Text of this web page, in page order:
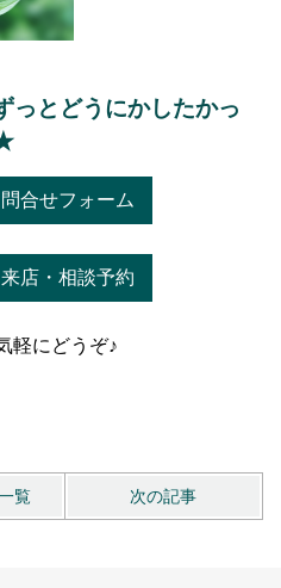
っとどうにかしたかっ
★
問合せフォーム
来店・相談予約
軽にどうぞ♪
覧 次の記事